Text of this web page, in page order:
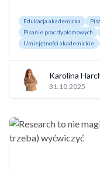
Edukacja akademicka
Pisanie prac dyplomowych
Umiejętności akademickie
Karolina
31.10.2025